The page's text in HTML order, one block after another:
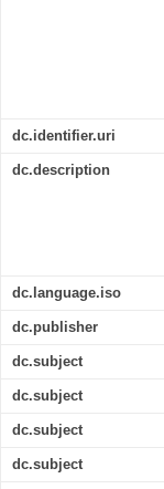
dc.identifier.uri
dc.description
dc.language.iso
dc.publisher
dc.subject
dc.subject
dc.subject
dc.subject